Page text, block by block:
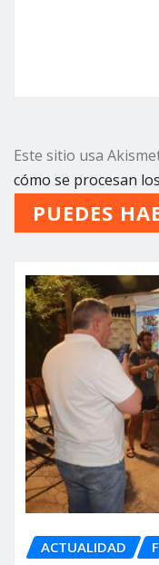
Este sitio usa
cómo se procesan
PUEDES
ACTUALIDAD